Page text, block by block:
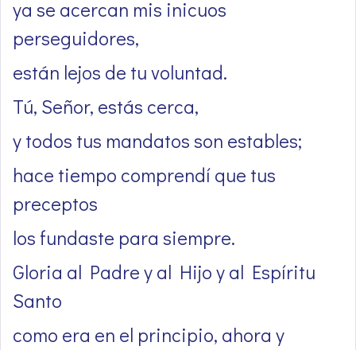
ya se acercan mis inicuos
perseguidores,
están lejos de tu voluntad.
Tú, Señor, estás cerca,
y todos tus mandatos son estables;
hace tiempo comprendí que tus
preceptos
los fundaste para siempre.
Gloria al Padre y al Hijo y al Espíritu
Santo
como era en el principio, ahora y